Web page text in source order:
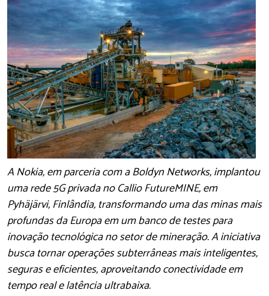
A Nokia, em parceria com a Boldyn Networks, implantou
uma rede 5G privada no Callio FutureMINE, em
Pyhäjärvi, Finlândia, transformando uma das minas mais
profundas da Europa em um banco de testes para
inovação tecnológica no setor de mineração. A iniciativa
busca tornar operações subterrâneas mais inteligentes,
seguras e eficientes, aproveitando conectividade em
tempo real e latência ultrabaixa.